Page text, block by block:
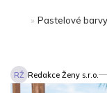
» Pastelové
RŽ Redakce Ženy s.r.o.